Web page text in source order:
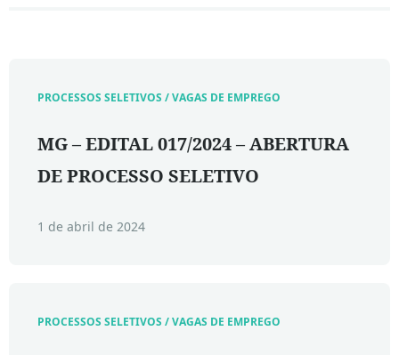
PROCESSOS SELETIVOS / VAGAS DE EMPREGO
MG – EDITAL 017/2024 – ABERTURA
DE PROCESSO SELETIVO
1 de abril de 2024
PROCESSOS SELETIVOS / VAGAS DE EMPREGO